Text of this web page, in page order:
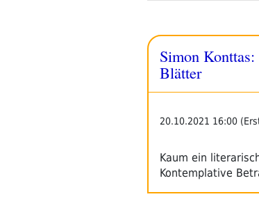
Simon
Blätter
20.10.2021 16:00
Kaum ein
Kontemplative